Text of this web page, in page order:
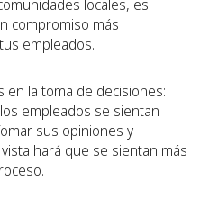
locales, es
compromiso más
empleados.
en la toma de decisiones:
empleados se sientan
sus opiniones y
hará que se sientan más